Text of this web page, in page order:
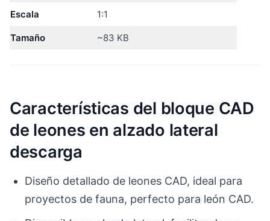
Escala 1:1
Tamaño ~83 KB
Características del bloque CAD
de leones en alzado lateral
descarga
Diseño detallado de leones CAD, ideal para
proyectos de fauna, perfecto para león CAD.